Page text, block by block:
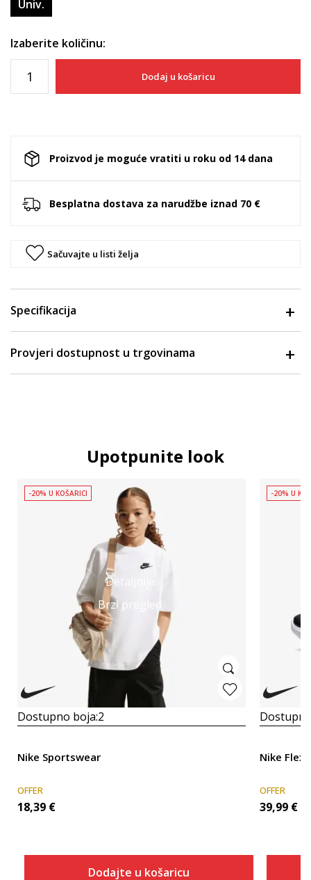
Univ.
Izaberite količinu:
Dodaj u košaricu
Proizvod je moguće vratiti u roku od 14 dana
Besplatna dostava za narudžbe iznad 70 €
Sačuvajte u listi želja
Specifikacija
Provjeri dostupnost u trgovinama
Upotpunite look
Detaljnije
Brzi pregled
-20% U KOŠARICI
Dostupno boja:2
Nike Sportswear
OFFER
18,39 €
Dodajte u košaricu
-20% U
Nike Flex
OFFER
39,99 €